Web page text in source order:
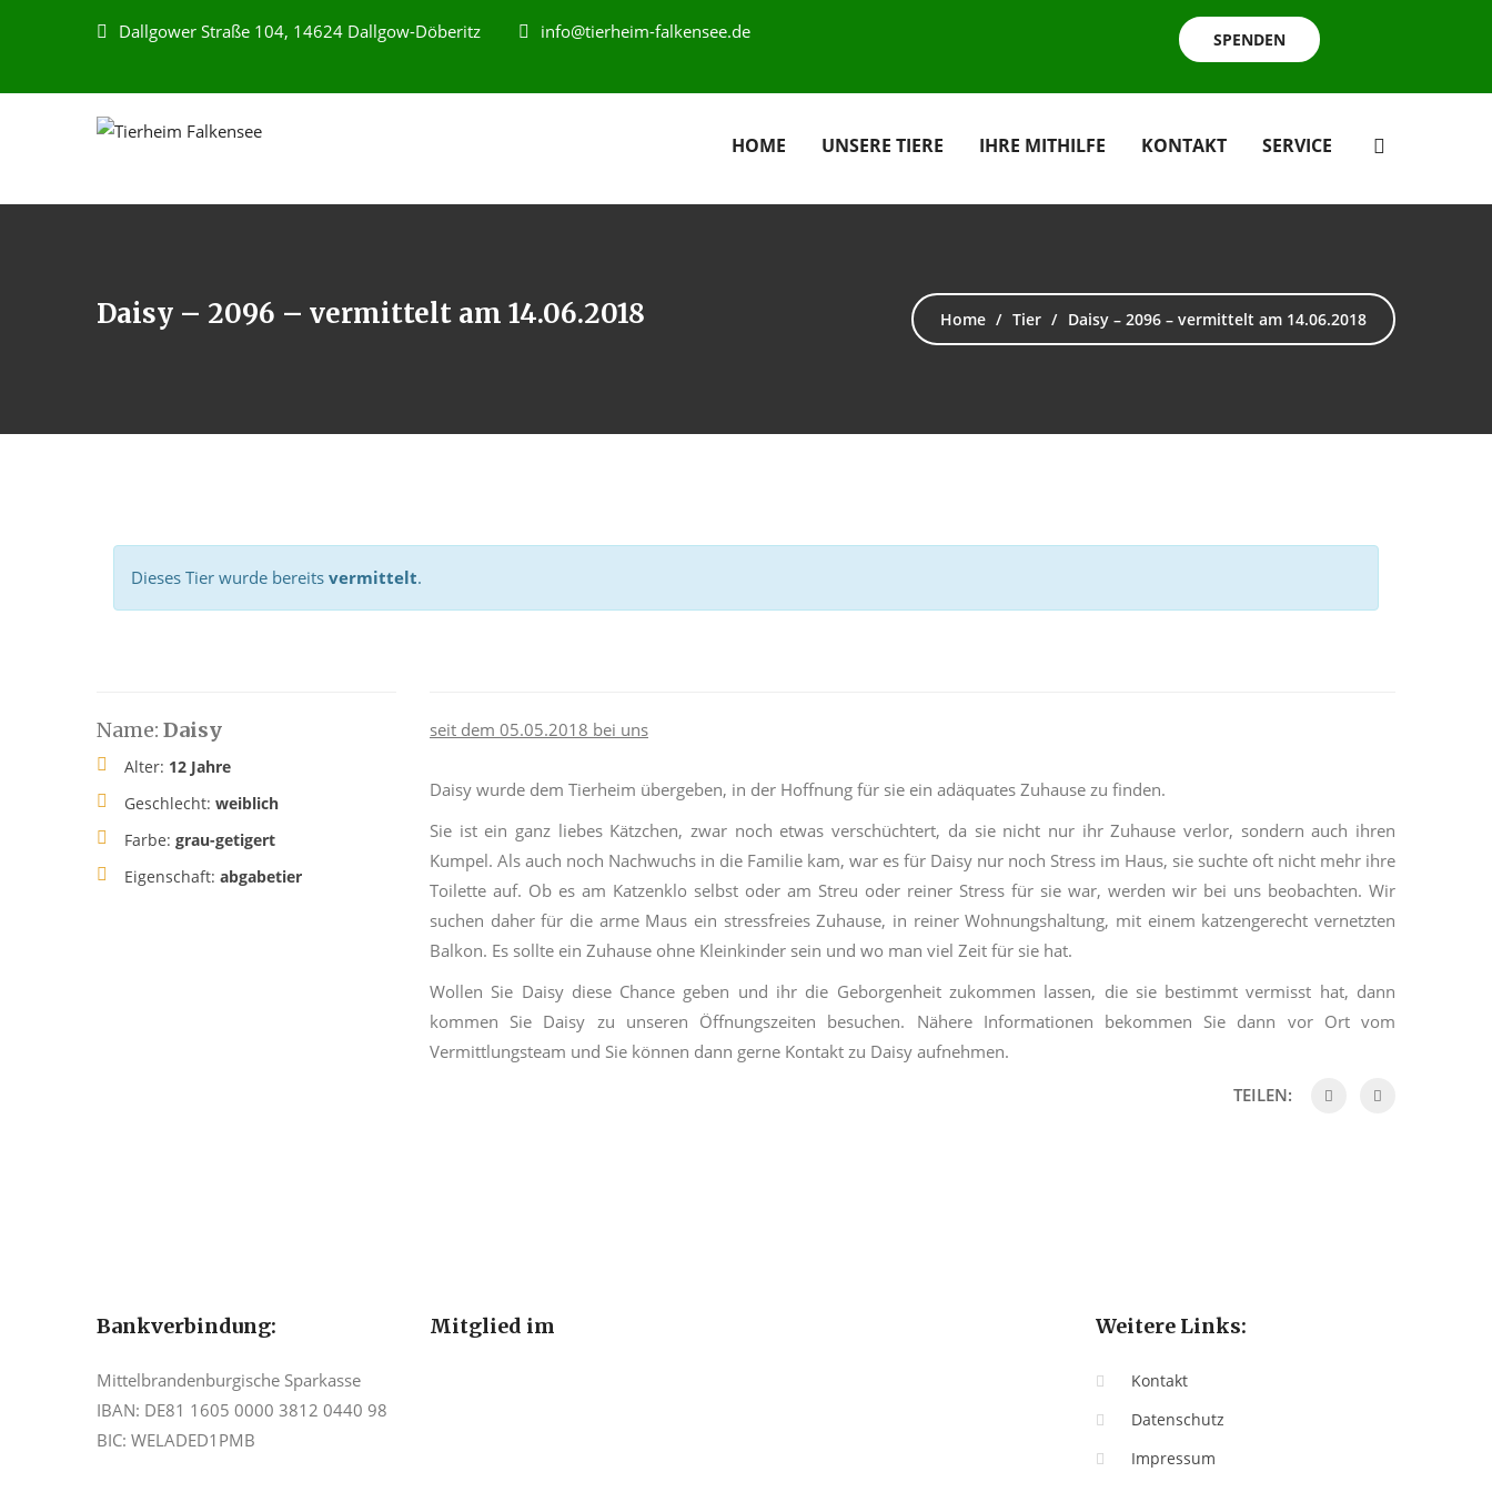
Dallgower Straße 104, 14624 Dallgow-Döberitz info@tierheim-falkensee.de SPENDEN
HOME UNSERE TIERE IHRE MITHILFE KONTAKT SERVICE
Daisy – 2096 – vermittelt am 14.06.2018 Home Tier Daisy – 2096 – vermittelt am 14.06.2018
Dieses Tier wurde bereits vermittelt.
Name: Daisy
Alter: 12 Jahre
Geschlecht: weiblich
Farbe: grau-getigert
Eigenschaft: abgabetier
seit dem 05.05.2018 bei uns
Daisy wurde dem Tierheim übergeben, in der Hoffnung für sie ein adäquates Zuhause zu finden.
Sie ist ein ganz liebes Kätzchen, zwar noch etwas verschüchtert, da sie nicht nur ihr Zuhause verlor, sondern auch ihren
Kumpel. Als auch noch Nachwuchs in die Familie kam, war es für Daisy nur noch Stress im Haus, sie suchte oft nicht mehr ihre
Toilette auf. Ob es am Katzenklo selbst oder am Streu oder reiner Stress für sie war, werden wir bei uns beobachten. Wir
suchen daher für die arme Maus ein stressfreies Zuhause, in reiner Wohnungshaltung, mit einem katzengerecht vernetzten
Balkon. Es sollte ein Zuhause ohne Kleinkinder sein und wo man viel Zeit für sie hat.
Wollen Sie Daisy diese Chance geben und ihr die Geborgenheit zukommen lassen, die sie bestimmt vermisst hat, dann
kommen Sie Daisy zu unseren Öffnungszeiten besuchen. Nähere Informationen bekommen Sie dann vor Ort vom
Vermittlungsteam und Sie können dann gerne Kontakt zu Daisy aufnehmen.
TEILEN:
Bankverbindung:
Mittelbrandenburgische Sparkasse
IBAN: DE81 1605 0000 3812 0440 98
BIC: WELADED1PMB
Mitglied im Weitere Links:
Kontakt
Datenschutz
Impressum